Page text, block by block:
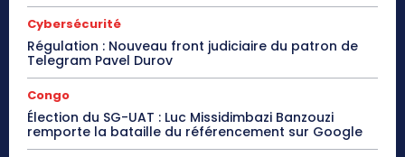
Cybersécurité
Régulation : Nouveau front judiciaire du patron de
Telegram Pavel Durov
Congo
Élection du SG-UAT : Luc Missidimbazi Banzouzi
remporte la bataille du référencement sur Google